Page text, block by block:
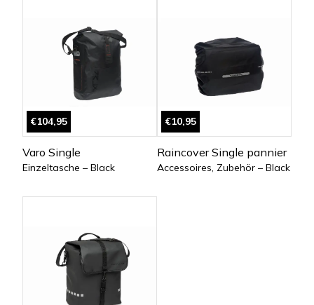
€104,95
Varo Single
Einzeltasche – Black
€10,95
Raincover Single pannier
Accessoires, Zubehör – Black